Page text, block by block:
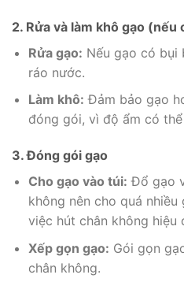
2. Rửa và làm khô gạo (nếu
Rửa gạo: Nếu gạo có bụi
ráo nước.
Làm khô: Đảm bảo gạo
đóng gói, vì độ ẩm có
3. Đóng gói gạo
Cho gạo vào túi: Đổ gạo
không nên cho quá
việc hút chân không hiệu
Xếp gọn gạo: Gói gọn
chân không.